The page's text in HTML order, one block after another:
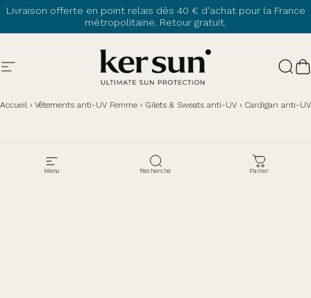
Passer au contenu
Livraison offerte en point relais dès 40 € d'achat pour la France
métropolitaine. Retour gratuit.
Navigation Ker Sun
Menu Recherche Panier
Accueil› Vêtements anti-UV Femme › Gilets & Sweats anti-UV › Cardigan anti-